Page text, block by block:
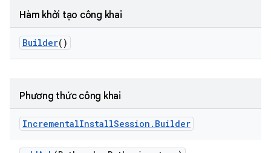
Hàm khởi tạo công khai
Builder()
Phương thức công khai
IncrementalInstallSession . Builder